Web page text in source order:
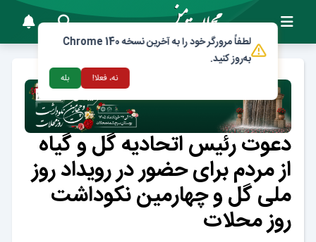
دعوت رئیس اتحادیه گل و گیاه
از مردم برای حضور در رویداد روز
ملی گل و چهارمین نکوداشت
روز محلات
لطفاً مرورگر خود را به آخرین نسخه Chrome 140
به‌روز کنید.
نه، فعلا! بله